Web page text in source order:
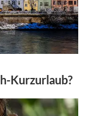
Kurzurlaub?